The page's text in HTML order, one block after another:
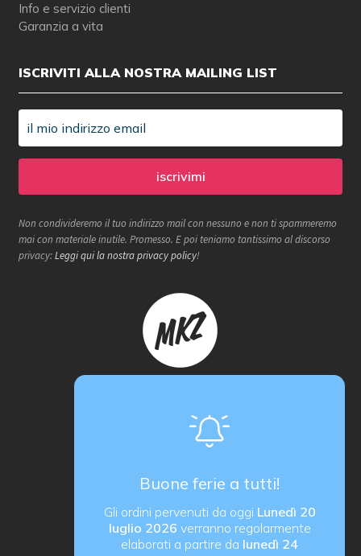
Buone ferie a tutti!
Gli ordini pervenuti da oggi Lunedì 20
luglio 2026 verranno regolarmente
elaborati a partire da lunedì 24
Info e servizio clienti
Garanzia a vita
ISCRIVITI ALLA NOSTRA MAILING LIST
Non condivideremo il tuo indirizzo mail con nessuno e non ti spammeremo
mai con materiale inutile. Promesso. E poi teniamo tantissimo al discorso
privacy:Leggi qui la nostra privacy policy!
proActiva / redcell
Sede operativa
via G. Ungaretti 14, 24040 Verdellino (BG) Italy
P. IVA IT03184540163